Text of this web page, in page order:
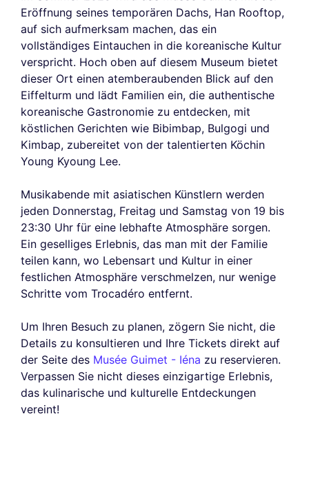
Eröffnung seines temporären Dachs, Han Rooftop,
auf sich aufmerksam machen, das ein
vollständiges Eintauchen in die koreanische Kultur
verspricht. Hoch oben auf diesem Museum bietet
dieser Ort einen atemberaubenden Blick auf den
Eiffelturm und lädt Familien ein, die authentische
koreanische Gastronomie zu entdecken, mit
köstlichen Gerichten wie Bibimbap, Bulgogi und
Kimbap, zubereitet von der talentierten Köchin
Young Kyoung Lee.
Musikabende mit asiatischen Künstlern werden
jeden Donnerstag, Freitag und Samstag von 19 bis
23:30 Uhr für eine lebhafte Atmosphäre sorgen.
Ein geselliges Erlebnis, das man mit der Familie
teilen kann, wo Lebensart und Kultur in einer
festlichen Atmosphäre verschmelzen, nur wenige
Schritte vom Trocadéro entfernt.
Um Ihren Besuch zu planen, zögern Sie nicht, die
Details zu konsultieren und Ihre Tickets direkt auf
der Seite des Musée Guimet - Iéna zu reservieren.
Verpassen Sie nicht dieses einzigartige Erlebnis,
das kulinarische und kulturelle Entdeckungen
vereint!